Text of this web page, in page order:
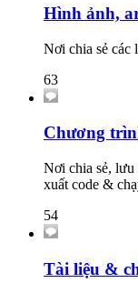
Hình ảnh,
Nơi chia sẻ các
63
Chương
Nơi chia sẻ,
xuất code &
54
Tài liệu &